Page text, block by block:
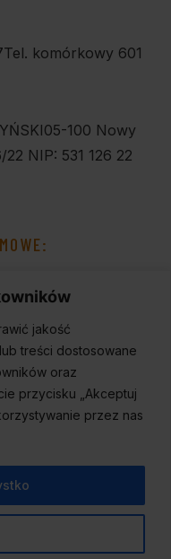
jakość
treści dostosowane
oraz
przycisku „Akceptuj
przez nas
Tel. komórkowy 601
05-100 Nowy
22 NIP: 531 126 22